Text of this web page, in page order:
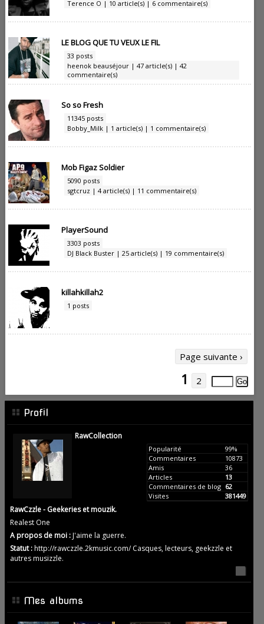
Terence O | 10 article(s) | 6 commentaire(s)
LE BLOG QUE TU VEUX LE FIL
33 posts
heenok beauséjour | 47 article(s) | 42
commentaire(s)
So so Fresh
11345 posts
Bobby_Milk | 1 article(s) | 1 commentaire(s)
Mob Figaz Soldier
5090 posts
sgtcruz | 4 article(s) | 11 commentaire(s)
PlayerSound
3303 posts
DJ Black Buster | 25 article(s) | 19 commentaire(s)
killahkillah2
1 posts
Page suivante ›
1 2
Profil
RawCollection
Popularité
99%
Commentaires
10873
Amis
36
Articles
13
Commentaires de blog 62
Visites
381449
RawCzzle - Geekeries et mouzik.
Realest One
A propos de moi :J'aime la guerre.
Statut :http://rawczzle.2kmusic.com/ Casques, lecteurs, geekzzle et
autres musizzle.
Mes albums